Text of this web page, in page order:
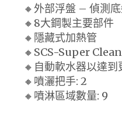
🔸外部浮盤 – 偵測
🔸8大鋼製主要部件
🔸隱藏式加熱管
🔸SCS-Super
🔸自動軟水器以達
🔸噴灑把手: 2
🔸噴淋區域數量: 9